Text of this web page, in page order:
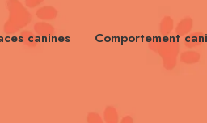
canines Comportement